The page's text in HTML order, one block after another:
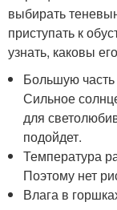
выбирать
приступать к
узнать, каковы
Большую
Сильное
для
подойдет.
Температура
Поэтому нет
Влага в